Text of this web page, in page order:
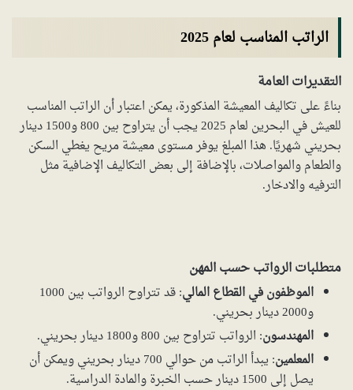
الراتب المناسب لعام 2025
التقديرات العامة
بناءً على تكاليف المعيشة المذكورة، يمكن اعتبار أن الراتب المناسب
للعيش في البحرين لعام 2025 يجب أن يتراوح بين 800 و1500 دينار
بحريني شهريًا. هذا المبلغ يوفر مستوى معيشة مريح يغطي السكن
والطعام والمواصلات، بالإضافة إلى بعض التكاليف الإضافية مثل
الترفيه والادخار.
متطلبات الرواتب حسب المهن
الموظفون في القطاع المالي
: قد تتراوح الرواتب بين 1000
و2000 دينار بحريني.
المهندسون: الرواتب تتراوح بين 800 و1800 دينار بحريني.
المعلمين
: يبدأ الراتب من حوالي 700 دينار بحريني ويمكن أن
يصل إلى 1500 دينار حسب الخبرة والمادة الدراسية.